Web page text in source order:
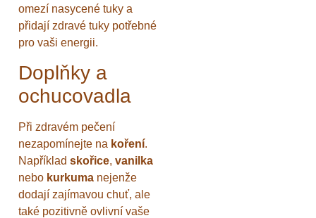
omezí nasycené tuky a
přidají zdravé tuky potřebné
pro vaši energii.
Doplňky a
ochucovadla
Při zdravém pečení
nezapomínejte na koření.
Například skořice, vanilka
nebo kurkuma nejenže
dodají zajímavou chuť, ale
také pozitivně ovlivní vaše